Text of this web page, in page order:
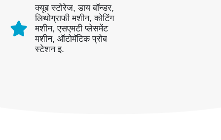
क्यूब स्टोरेज, डाय बॉन्डर,
लिथोग्राफी मशीन, कोटिंग
मशीन, एसएमटी प्लेसमेंट
मशीन, ऑटोमॅटिक प्रोब
स्टेशन इ.
0086-371-67169097
ईमेल: cece@winsensor.com
व्हाट्सएप : +8618595618735
: 18569903598